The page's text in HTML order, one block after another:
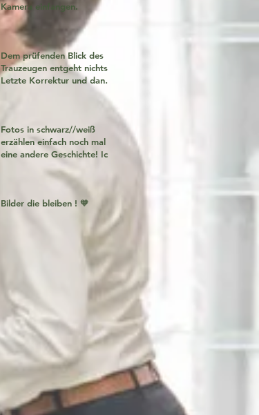
Kamera einfangen.
Dem prüfenden Blick des
Trauzeugen entgeht nichts!
Letzte Korrektur und dann
Fotos in schwarz//weiß
erzählen einfach noch mal
eine andere Geschichte! Ich
Bilder die bleiben ! 🧡